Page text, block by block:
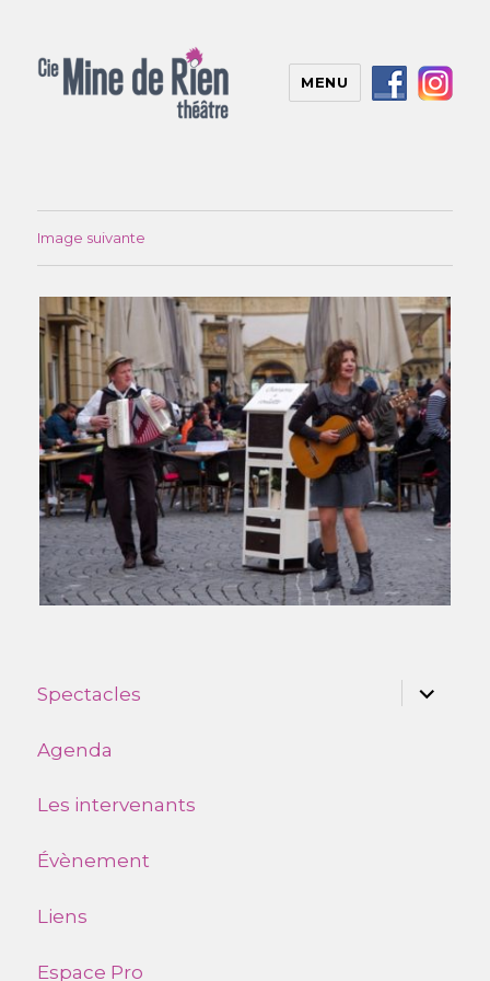
MENU
Image suivante
Spectacles
ouvrir
le
Agenda
Les intervenants
Évènement
Liens
Espace Pro